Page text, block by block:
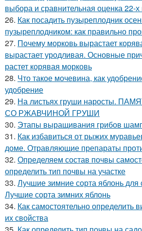
выбора и сравнительная оценка 22-
26. Как посадить пузыреплодник
пузыреплодником: как правильно
27. Почему морковь вырастает
вырастает уродливая. Основные
растет корявая морковь
28. Что такое мочевина, как
удобрение
29. На листьях груши наросты.
СО РЖАВЧИНОЙ ГРУШИ
30. Этапы выращивания грибов
31. Как избавиться от рыжих
доме. Отравляющие препараты
32. Определяем состав почвы
определить тип почвы на участке
33. Лучшие зимние сорта яблонь для
Лучшие сорта зимних яблонь
34. Как самостоятельно определить
их свойства